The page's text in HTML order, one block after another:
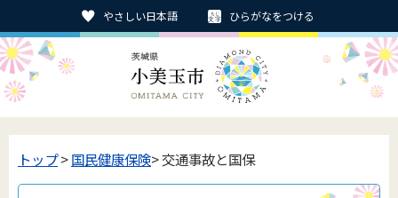
やさしい日本語 ひらがなをつける
トップ>国民健康保険> 交通事故と国保